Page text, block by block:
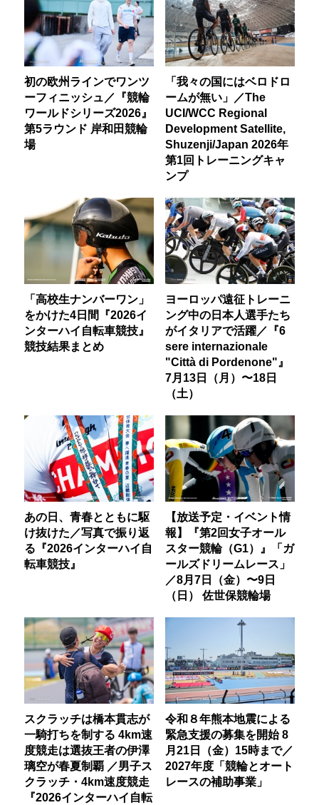
初の欧州ラインでワンツ
ーフィニッシュ／『競輪
ワールドシリーズ2026』
第5ラウンド 岸和田競輪
場
「我々の国にはベロドロ
ームが無い」／The
UCI/WCC Regional
Development Satellite,
Shuzenji/Japan 2026年
第1回トレーニングキャ
ンプ
「高校生ナンバーワン」
をかけた4日間『2026イ
ンターハイ自転車競技』
競技結果まとめ
ヨーロッパ遠征トレーニ
ング中の日本人選手たち
がイタリアで活躍／『6
sere internazionale
"Città di Pordenone"』
7月13日（月）〜18日
（土）
あの日、青春とともに駆
け抜けた／写真で振り返
る『2026インターハイ自
転車競技』
【放送予定・イベント情
報】『第2回女子オール
スター競輪（G1）』「ガ
ールズドリームレース」
／8月7日（金）〜9日
（日） 佐世保競輪場
スクラッチは橋本貫志が
一騎打ちを制する 4km速
度競走は選抜王者の伊澤
璃空が春夏制覇 ／男子ス
クラッチ・4km速度競走
『2026インターハイ自転
令和８年熊本地震による
緊急支援の募集を開始 8
月21日（金）15時まで／
2027年度「競輪とオート
レースの補助事業」